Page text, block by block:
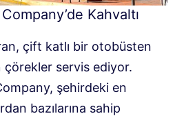
Kahvaltı
çift katlı bir otobüsten
çörekler servis ediyor.
şehirdeki en
bazılarına sahip